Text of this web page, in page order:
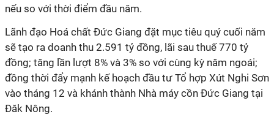
nếu so với thời điểm đầu năm.
Lãnh đạo Hoá chất Đức Giang đặt mục tiêu quý cuối năm
sẽ tạo ra doanh thu 2.591 tỷ đồng, lãi sau thuế 770 tỷ
đồng; tăng lần lượt 8% và 3% so với cùng kỳ năm ngoái;
đồng thời đẩy mạnh kế hoạch đầu tư Tổ hợp Xút Nghi Sơn
vào tháng 12 và khánh thành Nhà máy cồn Đức Giang tại
Đăk Nông.